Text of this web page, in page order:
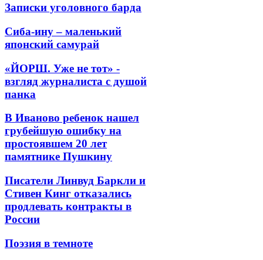
Записки уголовного барда
Сиба-ину – маленький
японский самурай
«ЙОРШ. Уже не тот» -
взгляд журналиста с душой
панка
В Иваново ребенок нашел
грубейшую ошибку на
простоявшем 20 лет
памятнике Пушкину
Писатели Линвуд Баркли и
Стивен Кинг отказались
продлевать контракты в
России
Поэзия в темноте